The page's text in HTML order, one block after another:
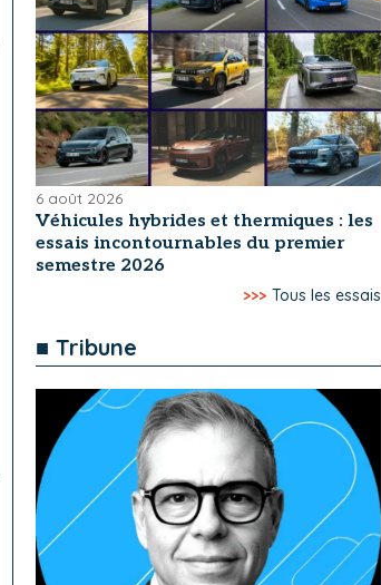
6 août 2026
Véhicules hybrides et thermiques : les
essais incontournables du premier
semestre 2026
>>> Tous les essais
■ Tribune